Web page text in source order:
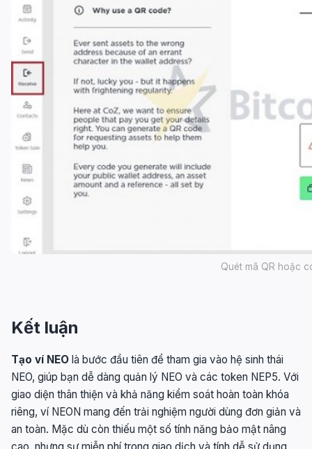
Quét mã QR hoặc
Kết luận
Tạo ví NEO là bước đầu tiên để tham gia vào hệ sinh thái
NEO, giúp bạn dễ dàng quản lý NEO và các token NEP5. Với
giao diện thân thiện và khả năng kiểm soát hoàn toàn khóa
riêng, ví NEON mang đến trải nghiệm người dùng đơn giản và
an toàn. Mặc dù còn thiếu một số tính năng bảo mật nâng
cao, nhưng sự miễn phí trong giao dịch và tính dễ sử dụng